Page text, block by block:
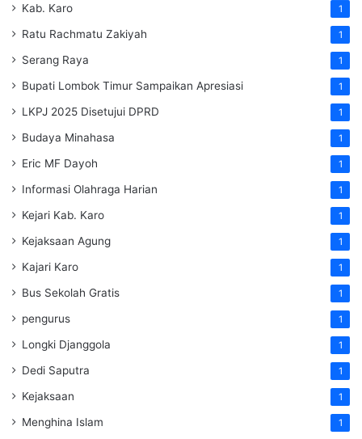
Kab. Karo 1
Ratu Rachmatu Zakiyah 1
Serang Raya 1
Bupati Lombok Timur Sampaikan Apresiasi 1
LKPJ 2025 Disetujui DPRD 1
Budaya Minahasa 1
Eric MF Dayoh 1
Informasi Olahraga Harian 1
Kejari Kab. Karo 1
Kejaksaan Agung 1
Kajari Karo 1
Bus Sekolah Gratis 1
pengurus 1
Longki Djanggola 1
Dedi Saputra 1
Kejaksaan 1
Menghina Islam 1